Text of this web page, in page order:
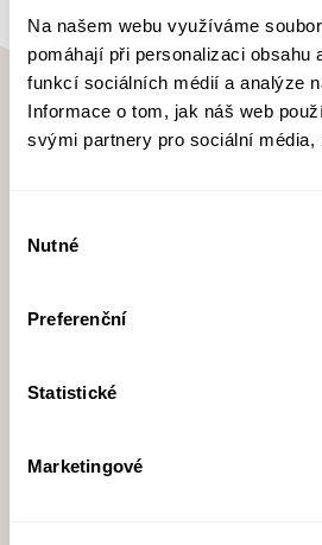
Na našem webu využíváme
pomáhají při personalizaci obsahu
funkcí sociálních médií a analýze
Informace o tom, jak náš web
svými partnery pro sociální média,
souhlasu
Nutné
Preferenční
Statistické
Marketingové
Anna Cima
Anna Cima (1991) se narodila v
současnosti žije v Japonsku, kde se